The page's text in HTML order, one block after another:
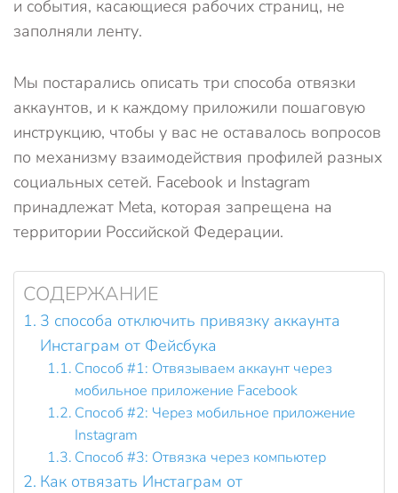
и события, касающиеся рабочих страниц, не
заполняли ленту.
Мы постарались описать три способа отвязки
аккаунтов, и к каждому приложили пошаговую
инструкцию, чтобы у вас не оставалось вопросов
по механизму взаимодействия профилей разных
социальных сетей. Facebook и Instagram
принадлежат Meta, которая запрещена на
территории Российской Федерации.
СОДЕРЖАНИЕ
3 способа отключить привязку аккаунта
Инстаграм от Фейсбука
Способ #1: Отвязываем аккаунт через
мобильное приложение Facebook
Способ #2: Через мобильное приложение
Instagram
Способ #3: Отвязка через компьютер
Как отвязать Инстаграм от